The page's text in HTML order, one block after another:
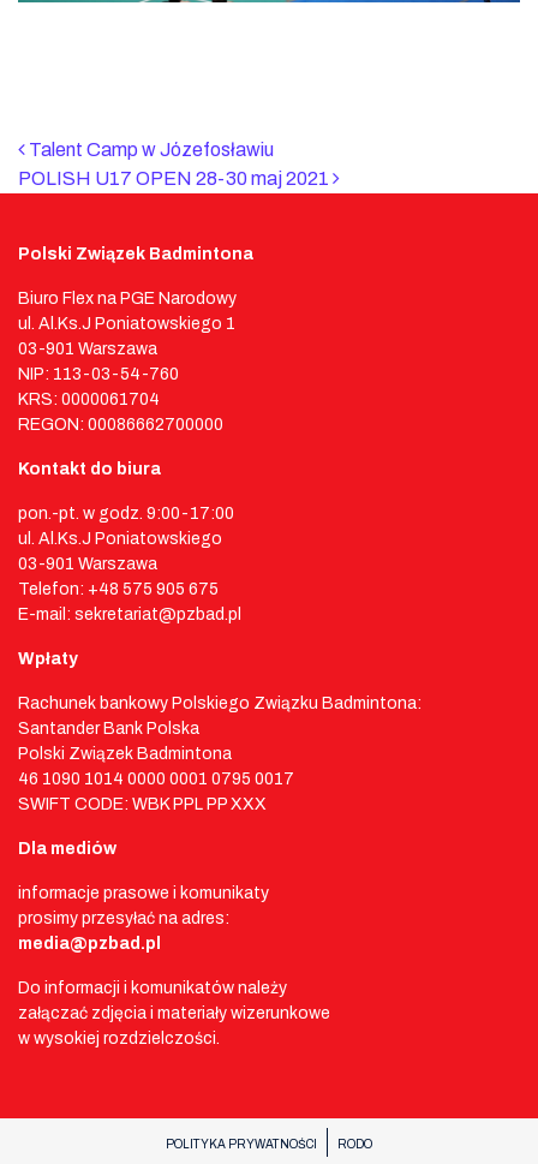
Nawigacja po
Talent Camp w Józefosławiu
POLISH U17 OPEN 28-30 maj 2021
Polski Związek Badmintona
Biuro Flex na PGE Narodowy
ul. Al.Ks.J Poniatowskiego 1
03-901 Warszawa
NIP: 113-03-54-760
KRS: 0000061704
REGON: 00086662700000
Kontakt do biura
pon.-pt. w godz. 9:00-17:00
ul. Al.Ks.J Poniatowskiego
03-901 Warszawa
Telefon: +48 575 905 675
E-mail: sekretariat@pzbad.pl
Wpłaty
Rachunek bankowy Polskiego Związku Badmintona:
Santander Bank Polska
Polski Związek Badmintona
46 1090 1014 0000 0001 0795 0017
SWIFT CODE: WBK PPL PP XXX
Dla mediów
informacje prasowe i komunikaty
prosimy przesyłać na adres:
media@pzbad.pl
Do informacji i komunikatów należy
załączać zdjęcia i materiały wizerunkowe
w wysokiej rozdzielczości.
POLITYKA PRYWATNOŚCI RODO